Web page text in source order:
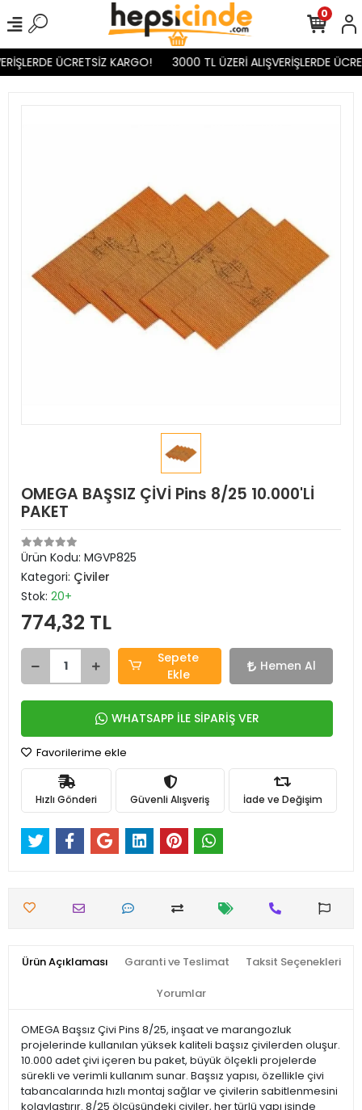
ÜCRETSİZ KARGO! 3000 TL ÜZERİ ALIŞVERİŞLERDE
0
OMEGA BAŞSIZ ÇİVİ Pins 8/25 10.000'Lİ
PAKET
Ürün Kodu: MGVP825
Kategori: Çiviler
Stok: 20+
774,32 TL
Sepete
Ekle
Hemen Al
WHATSAPP İLE SİPARİŞ VER
Favorilerime ekle
Hızlı Gönderi Güvenli Alışveriş İade ve Değişim
Ürün Açıklaması Garanti ve Teslimat Taksit Seçenekleri
Yorumlar
OMEGA Başsız Çivi Pins 8/25, inşaat ve marangozluk
projelerinde kullanılan yüksek kaliteli başsız çivilerden oluşur.
10.000 adet çivi içeren bu paket, büyük ölçekli projelerde
sürekli ve verimli kullanım sunar. Başsız yapısı, özellikle çivi
tabancalarında hızlı montaj sağlar ve çivilerin sabitlenmesini
kolaylaştırır. 8/25 ölçüsündeki çiviler, her türlü yapı işinde